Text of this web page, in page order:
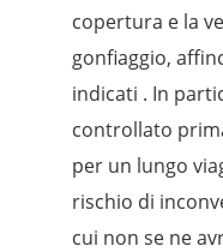
copertura e la
gonfiaggio,
indicati . In
controllato
per un lungo
rischio di
cui non se ne